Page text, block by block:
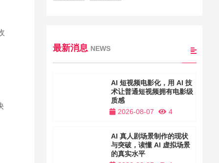
最新消息 NEWS
AI 短视频电影化，用 AI 技
术让普通短视频拥有电影级
质感
2026-08-07
4
AI 真人剧场景制作的现状
与突破，读懂 AI 虚拟场景
的真实水平